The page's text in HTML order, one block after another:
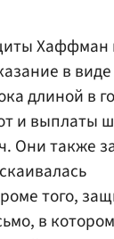
Хаффман
в виде
длиной в
и выплаты
Они также
того,
в